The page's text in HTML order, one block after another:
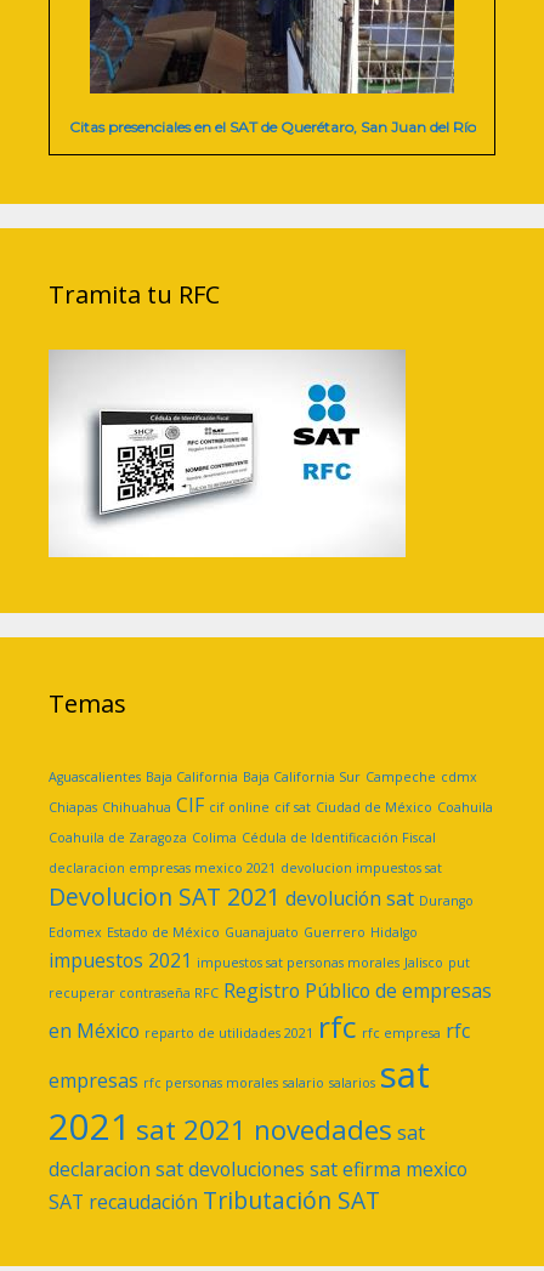
Citas presenciales en el SAT de Querétaro, San Juan del Río
Tramita tu RFC
Temas
Aguascalientes Baja California Baja California Sur Campeche cdmx
Chiapas Chihuahua CIF cif online cif sat Ciudad de México Coahuila
Coahuila de Zaragoza Colima Cédula de Identificación Fiscal
declaracion empresas mexico 2021 devolucion impuestos sat
Devolucion SAT 2021 devolución sat Durango
Edomex Estado de México Guanajuato Guerrero Hidalgo
impuestos 2021 impuestos sat personas morales Jalisco put
recuperar contraseña RFC Registro Público de empresas
en México reparto de utilidades 2021 rfc rfc empresa rfc
empresas rfc personas morales salario salarios sat
2021 sat 2021 novedades sat
declaracion sat devoluciones sat efirma mexico
SAT recaudación Tributación SAT